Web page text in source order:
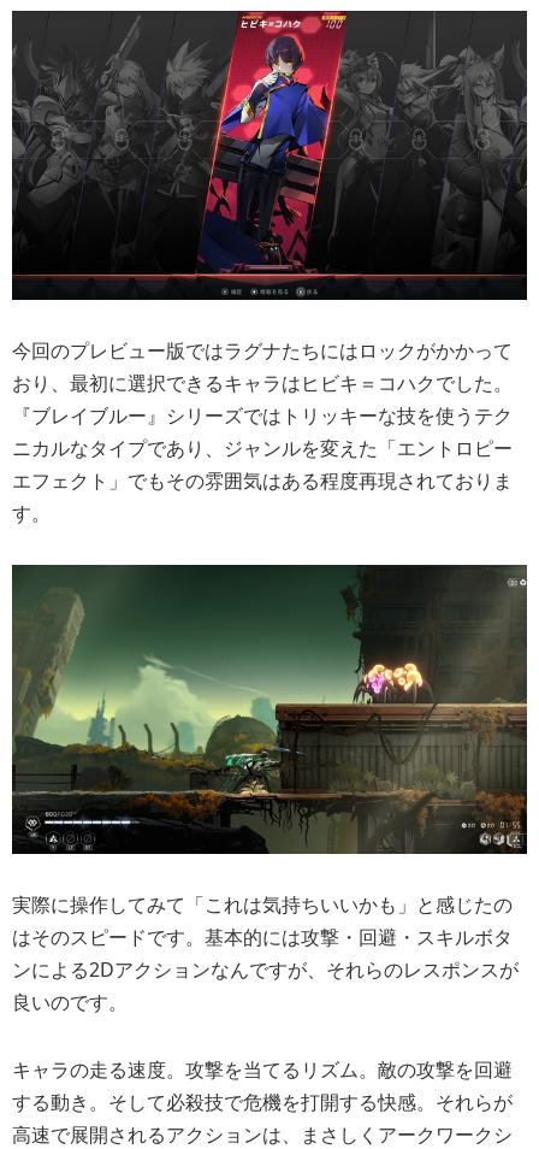
今回のプレビュー版ではラグナたちにはロックがかかって
おり、最初に選択できるキャラはヒビキ＝コハクでした。
『ブレイブルー』シリーズではトリッキーな技を使うテク
ニカルなタイプであり、ジャンルを変えた「エントロピー
エフェクト」でもその雰囲気はある程度再現されておりま
す。
実際に操作してみて「これは気持ちいいかも」と感じたの
はそのスピードです。基本的には攻撃・回避・スキルボタ
ンによる2Dアクションなんですが、それらのレスポンスが
良いのです。
キャラの走る速度。攻撃を当てるリズム。敵の攻撃を回避
する動き。そして必殺技で危機を打開する快感。それらが
高速で展開されるアクションは、まさしくアークワークシ